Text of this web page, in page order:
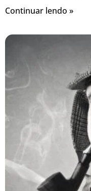
Continuar lendo »